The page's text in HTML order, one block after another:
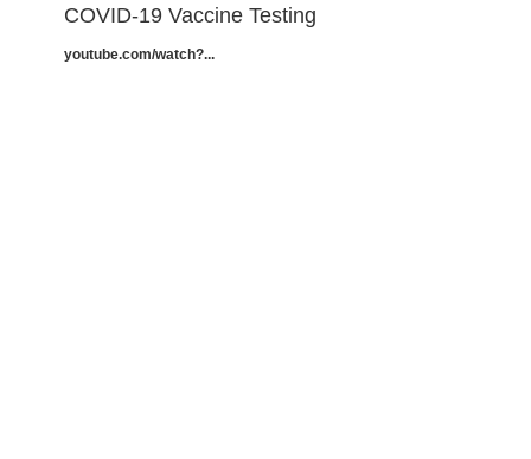
COVID-19 Vaccine Testing
youtube.com/watch?...